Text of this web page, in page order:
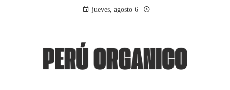
jueves, agosto 6